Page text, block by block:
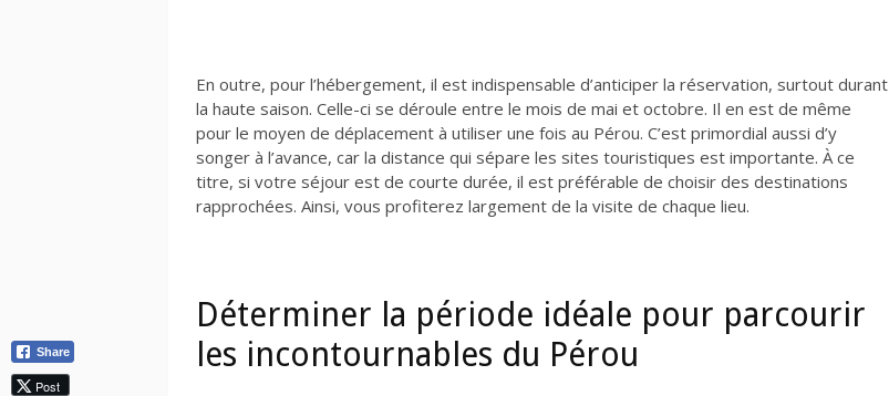
En outre, pour l’hébergement, il est indispensable d’anticiper la réservation, surtout durant
la haute saison. Celle-ci se déroule entre le mois de mai et octobre. Il en est de même
pour le moyen de déplacement à utiliser une fois au Pérou. C’est primordial aussi d’y
songer à l’avance, car la distance qui sépare les sites touristiques est importante. À ce
titre, si votre séjour est de courte durée, il est préférable de choisir des destinations
rapprochées. Ainsi, vous profiterez largement de la visite de chaque lieu.
Déterminer la période idéale pour parcourir
les incontournables du Pérou
Share
Post